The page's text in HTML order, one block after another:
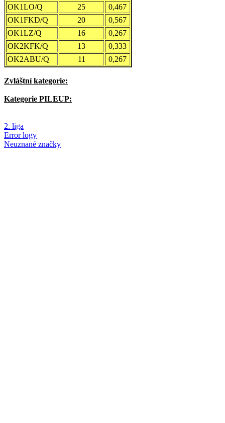
OK1LO/Q
25
0,467
OK1FKD/Q
20
0,567
OK1LZ/Q
16
0,267
OK2KFK/Q
13
0,333
OK2ABU/Q
11 0,267
Zvláštní kategorie:
Kategorie PILEUP:
2. liga
Error logy
Neuznané značky